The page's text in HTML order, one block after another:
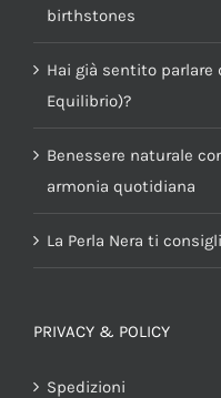
birthstones
Hai già sentito parlare
Equilibrio)?
Benessere naturale
armonia quotidiana
La Perla Nera ti
PRIVACY & POLICY
Spedizioni